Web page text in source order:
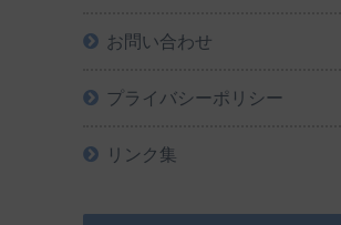
お問い合わせ
プライバシーポリシー
リンク集